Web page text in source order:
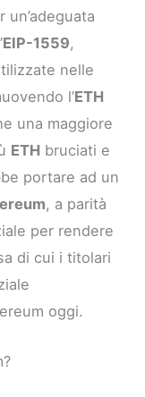
un’adeguata
EIP-1559,
nelle
l’ETH
una maggiore
ETH bruciati e
portare ad un
, a parità
per rendere
di cui i titolari
oggi.